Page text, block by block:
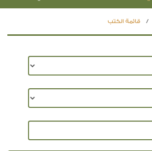
قائمة الكتب